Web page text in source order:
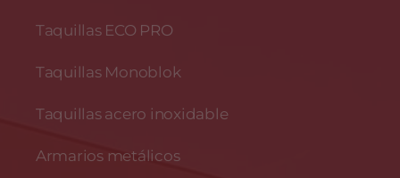
Taquillas ECO PRO
Taquillas Monoblok
Taquillas acero inoxidable
Armarios metálicos